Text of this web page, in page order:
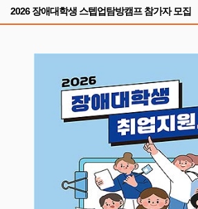
2026 장애대학생 스텝업탐방캠프 참가자 모집